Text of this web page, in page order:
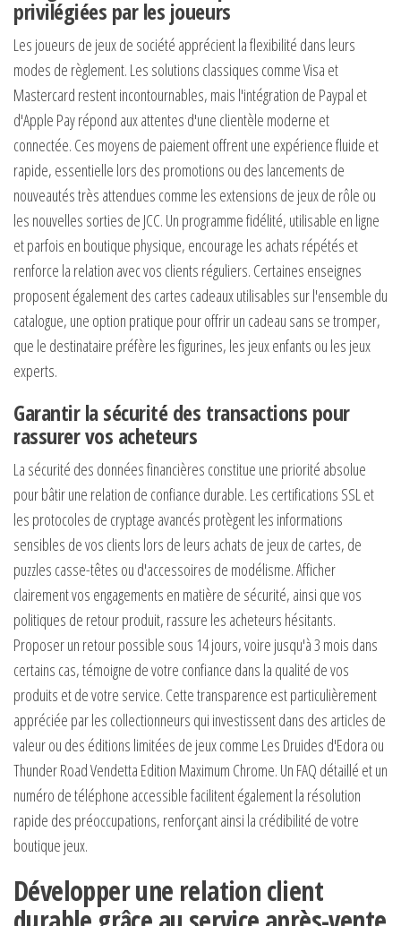
privilégiées par les joueurs
Les joueurs de jeux de société apprécient la flexibilité dans leurs
modes de règlement. Les solutions classiques comme Visa et
Mastercard restent incontournables, mais l'intégration de Paypal et
d'Apple Pay répond aux attentes d'une clientèle moderne et
connectée. Ces moyens de paiement offrent une expérience fluide et
rapide, essentielle lors des promotions ou des lancements de
nouveautés très attendues comme les extensions de jeux de rôle ou
les nouvelles sorties de JCC. Un programme fidélité, utilisable en ligne
et parfois en boutique physique, encourage les achats répétés et
renforce la relation avec vos clients réguliers. Certaines enseignes
proposent également des cartes cadeaux utilisables sur l'ensemble du
catalogue, une option pratique pour offrir un cadeau sans se tromper,
que le destinataire préfère les figurines, les jeux enfants ou les jeux
experts.
Garantir la sécurité des transactions pour
rassurer vos acheteurs
La sécurité des données financières constitue une priorité absolue
pour bâtir une relation de confiance durable. Les certifications SSL et
les protocoles de cryptage avancés protègent les informations
sensibles de vos clients lors de leurs achats de jeux de cartes, de
puzzles casse-têtes ou d'accessoires de modélisme. Afficher
clairement vos engagements en matière de sécurité, ainsi que vos
politiques de retour produit, rassure les acheteurs hésitants.
Proposer un retour possible sous 14 jours, voire jusqu'à 3 mois dans
certains cas, témoigne de votre confiance dans la qualité de vos
produits et de votre service. Cette transparence est particulièrement
appréciée par les collectionneurs qui investissent dans des articles de
valeur ou des éditions limitées de jeux comme Les Druides d'Edora ou
Thunder Road Vendetta Edition Maximum Chrome. Un FAQ détaillé et un
numéro de téléphone accessible facilitent également la résolution
rapide des préoccupations, renforçant ainsi la crédibilité de votre
boutique jeux.
Développer une relation client